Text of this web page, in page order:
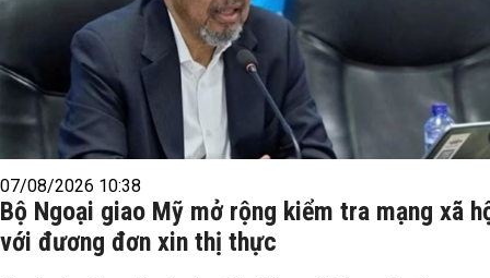
07/08/2026 10:38
Bộ Ngoại giao Mỹ mở rộng kiểm tra mạng xã
với đương đơn xin thị thực